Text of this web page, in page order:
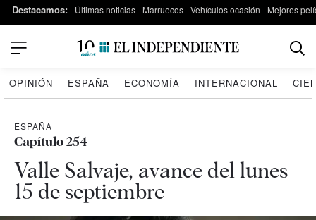
Destacamos: Últimas noticias Marruecos Vehículos ocasión Mejores
OPINIÓN ESPAÑA ECONOMÍA INTERNACIONAL
ESPAÑA
Capítulo 254
Valle Salvaje, avance del lunes
15 de septiembre